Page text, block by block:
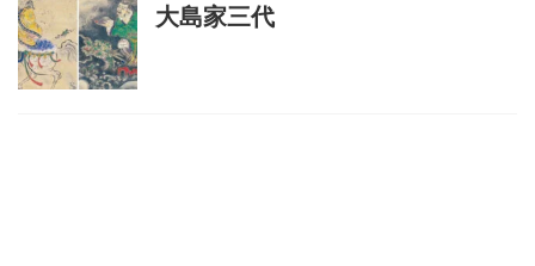
大島家三代